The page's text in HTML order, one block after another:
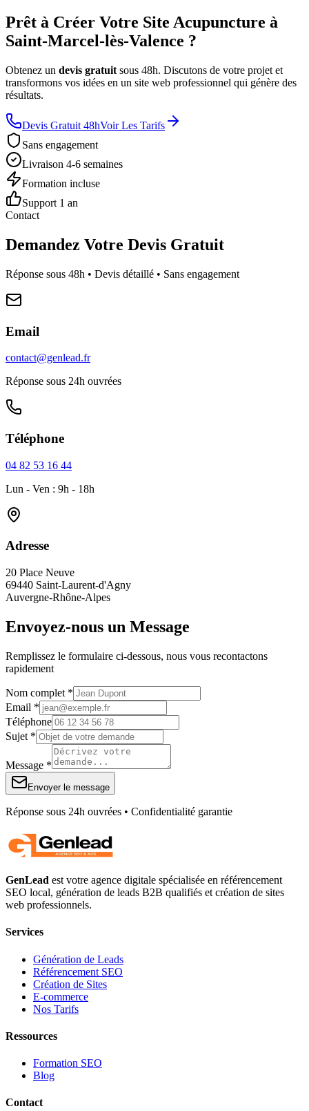
Prêt à Créer Votre Site Acupuncture à
Saint-Marcel-lès-Valence ?
Obtenez un devis gratuit sous 48h. Discutons de votre projet et
transformons vos idées en un site web professionnel qui génère des
résultats.
Devis Gratuit 48hVoir Les Tarifs
Sans engagement
Livraison 4-6 semaines
Formation incluse
Support 1 an
Contact
Demandez Votre Devis Gratuit
Réponse sous 48h • Devis détaillé • Sans engagement
Email
contact@genlead.fr
Réponse sous 24h ouvrées
Téléphone
04 82 53 16 44
Lun - Ven : 9h - 18h
Adresse
20 Place Neuve
69440 Saint-Laurent-d'Agny
Auvergne-Rhône-Alpes
Envoyez-nous un Message
Remplissez le formulaire ci-dessous, nous vous recontactons
rapidement
Nom complet *
Email *
Téléphone
Sujet *
Message *
Envoyer le message
Réponse sous 24h ouvrées • Confidentialité garantie
GenLead est votre agence digitale spécialisée en référencement
SEO local, génération de leads B2B qualifiés et création de sites
web professionnels.
Services
Génération de Leads
Référencement SEO
Création de Sites
E-commerce
Nos Tarifs
Ressources
Formation SEO
Blog
Contact